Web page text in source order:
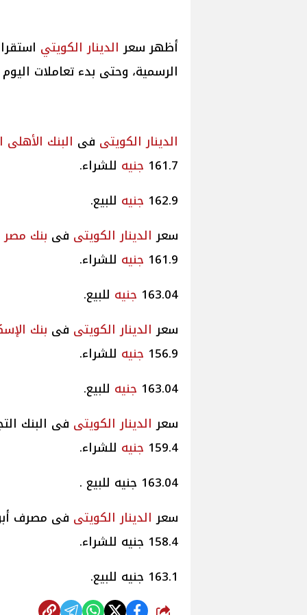
أظهر سعر الدينار الكويتي
الرسمية، وحتى بدء تعاملات اليوم
الدينار الكويتى فى البنك الأهلى
161.7 جنيه للشراء.
162.9 جنيه للبيع.
سعر الدينار الكويتى فى بنك مصر
161.9 جنيه للشراء.
163.04 جنيه للبيع.
سعر الدينار الكويتى فى بنك
156.9 جنيه للشراء.
163.04 جنيه للبيع.
سعر الدينار الكويتى فى البنك
159.4 جنيه للشراء.
163.04 جنيه للبيع .
سعر الدينار الكويتى فى مصرف
158.4 جنيه للشراء.
163.1 جنيه للبيع.